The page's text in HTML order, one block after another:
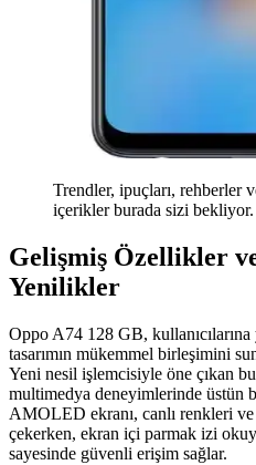
Trendler, ipuçları, rehberler
içerikler burada sizi bekliyor.
Gelişmiş Özellikler
Yenilikler
Oppo A74 128 GB,
tasarımın mükemmel birleşimini
Yeni nesil işlemcisiyle öne çıkan
multimedya deneyimlerinde üstün
AMOLED ekranı, canlı renkleri
çekerken, ekran içi parmak izi
sayesinde güvenli erişim sağlar.